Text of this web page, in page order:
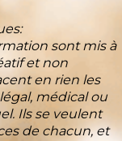
sont mis à
et non
en rien les
médical ou
Ils se veulent
de chacun, et